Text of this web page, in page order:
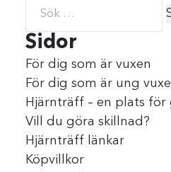
Sidor
För dig som är vuxen
För dig som är ung
Hjärnträff – en plats för
Vill du göra skillnad?
Hjärnträff länkar
Köpvillkor